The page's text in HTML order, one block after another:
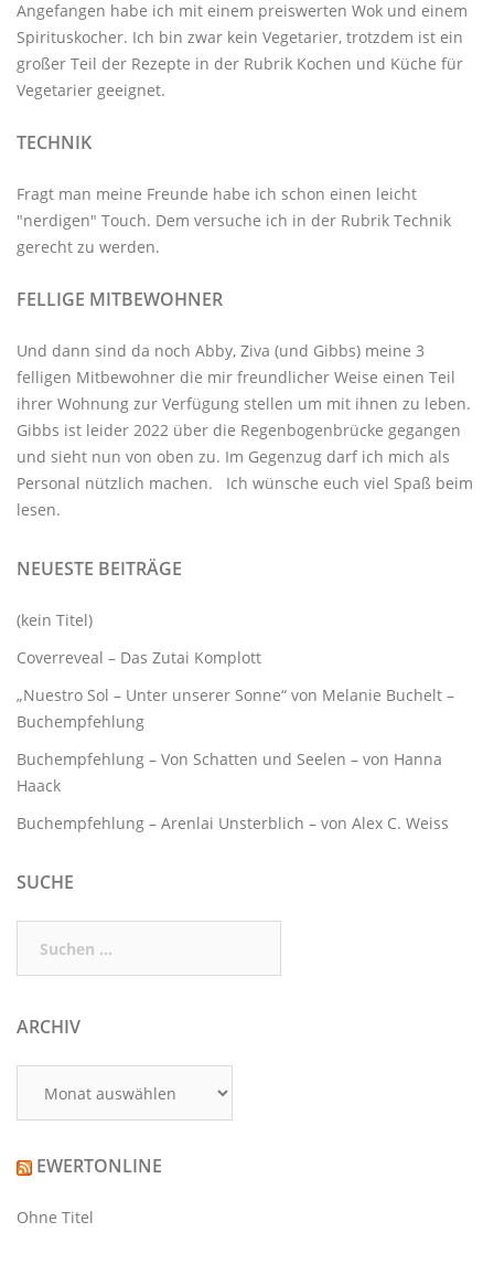
Angefangen habe ich mit einem preiswerten Wok und einem
Spirituskocher. Ich bin zwar kein Vegetarier, trotzdem ist ein
großer Teil der Rezepte in der Rubrik Kochen und Küche für
Vegetarier geeignet.
TECHNIK
Fragt man meine Freunde habe ich schon einen leicht
"nerdigen" Touch. Dem versuche ich in der Rubrik Technik
gerecht zu werden.
FELLIGE MITBEWOHNER
Und dann sind da noch Abby, Ziva (und Gibbs) meine 3
felligen Mitbewohner die mir freundlicher Weise einen Teil
ihrer Wohnung zur Verfügung stellen um mit ihnen zu leben.
Gibbs ist leider 2022 über die Regenbogenbrücke gegangen
und sieht nun von oben zu. Im Gegenzug darf ich mich als
Personal nützlich machen. Ich wünsche euch viel Spaß beim
lesen.
NEUESTE BEITRÄGE
(kein Titel)
Coverreveal – Das Zutai Komplott
„Nuestro Sol – Unter unserer Sonne“ von Melanie Buchelt –
Buchempfehlung
Buchempfehlung – Von Schatten und Seelen – von Hanna
Haack
Buchempfehlung – Arenlai Unsterblich – von Alex C. Weiss
SUCHE
nach:
ARCHIV
EWERTONLINE
Ohne Titel